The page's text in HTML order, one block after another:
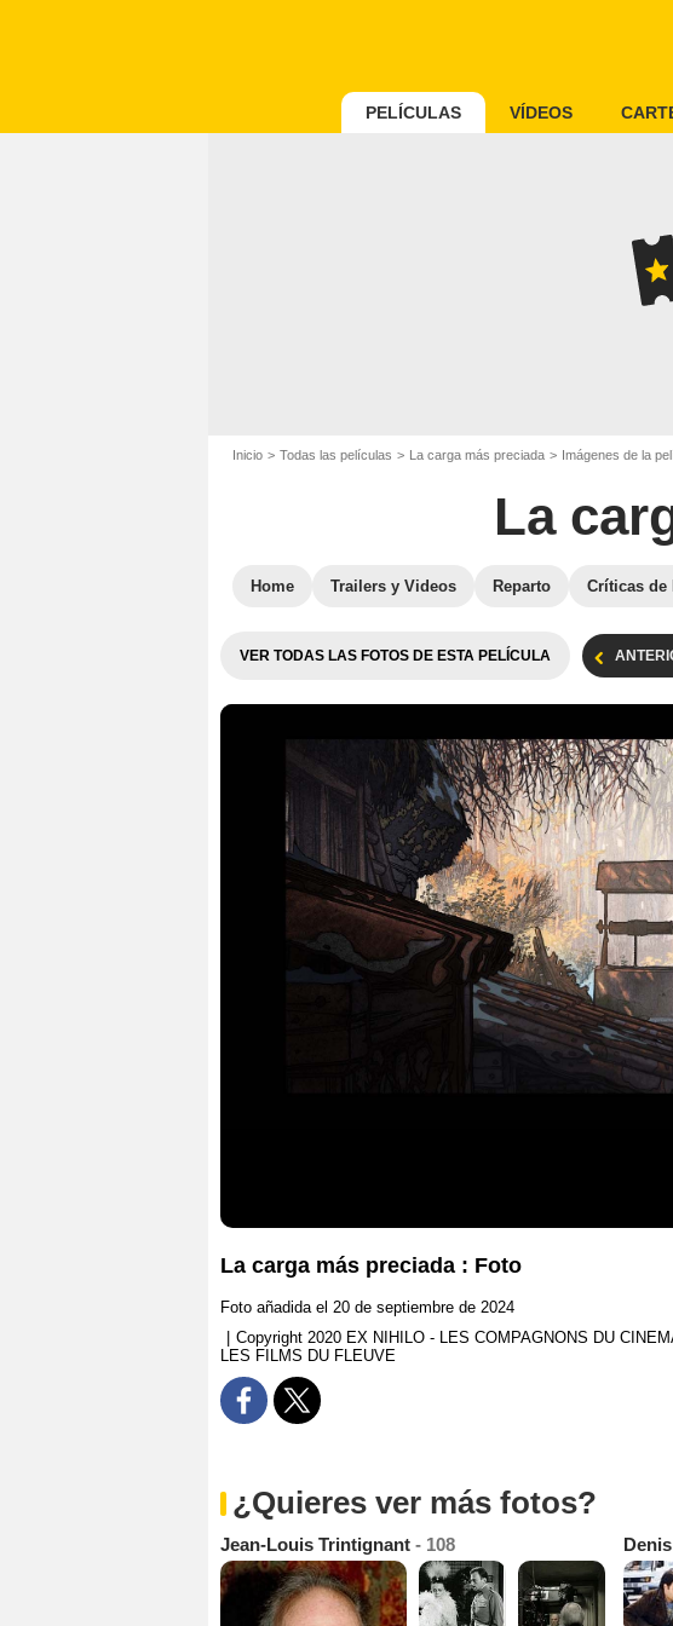
PELÍCULAS VÍDEOS
Inicio Todas las películas La carga más preciada Imágenes de la
La
Home Trailers y Videos Reparto Críticas de
VER TODAS LAS FOTOS DE ESTA PELÍCULA
La carga más preciada : Foto
Foto añadida el 20 de septiembre de 2024
Copyright 2020 EX NIHILO - LES COMPAGNONS DU
LES FILMS DU FLEUVE
¿Quieres ver más fotos?
Jean-Louis Trintignant - 108